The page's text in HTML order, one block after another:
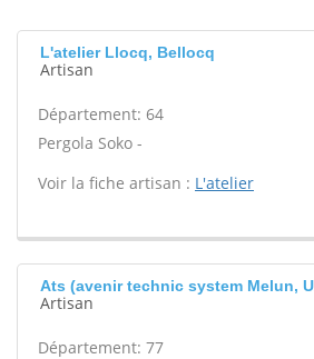
L'atelier Llocq, Bellocq
Artisan
Département: 64
Pergola Soko -
Voir la fiche artisan : L'atelier
Ats (avenir technic system Melun,
Artisan
Département: 77